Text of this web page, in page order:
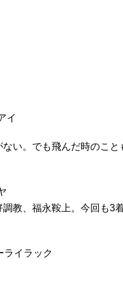
イ
ない。でも飛んだ時のこと
教、福永鞍上。今回も3
イラック